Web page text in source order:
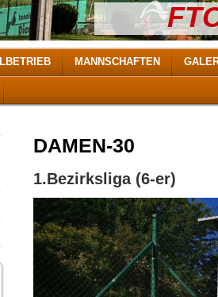
MANNSCHAFTEN
DAMEN-30
1.Bezirksliga (6-er)